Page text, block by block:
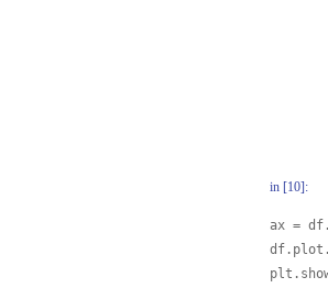
in [10]:
ax =